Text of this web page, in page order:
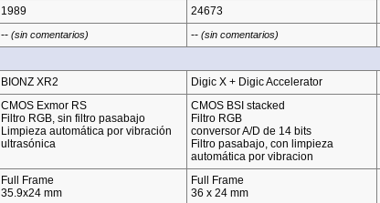
1989 24673
-- (sin comentarios) -- (sin comentarios)
BIONZ XR2 Digic X + Digic Accelerator
CMOS Exmor RS
Filtro RGB, sin filtro pasabajo
Limpieza automática por vibración
ultrasónica
CMOS BSI stacked
Filtro RGB
conversor A/D de 14 bits
Filtro pasabajo, con limpieza
automática por vibracion
Full Frame
35.9x24 mm
Full Frame
36 x 24 mm